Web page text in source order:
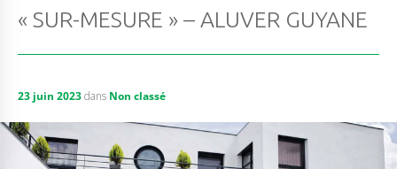
« SUR-MESURE » – ALUVER GUYANE
23 juin 2023dans Non classé